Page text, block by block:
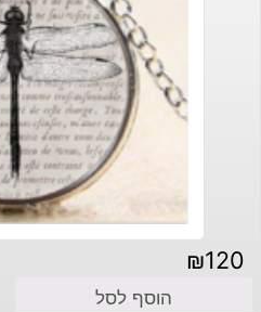
₪120
הוסף לסל